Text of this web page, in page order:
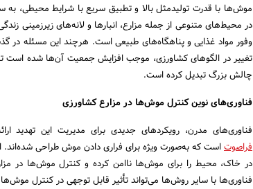
موش‌ها با قدرت تولیدمثل بالا و تطبیق سریع با شرایط محیطی،
در محیط‌های متنوعی از جمله مزارع، انبارها و لانه‌های زیرزمینی
وفور مواد غذایی و پناهگاه‌های طبیعی است. هرچند این مسئله در
تغییر در الگوهای کشاورزی، موجب افزایش جمعیت آن‌ها شده است
چالش بزرگ تبدیل کرده است.
فناوری‌های نوین کنترل موش‌ها در مزارع کشاورزی
فناوری‌های مدرن، رویکردهای جدیدی برای مدیریت این تهدید
فراصوتاست که به‌صورت ویژه برای فراری دادن موش طراحی شده‌اند.
در خاک، محیط را برای موش‌ها ناامن کرده و کنترل موش‌ها در
فناوری‌ها با سایر روش‌ها می‌تواند تأثیر قابل توجهی در کنترل